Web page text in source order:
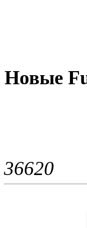
Новые
36620